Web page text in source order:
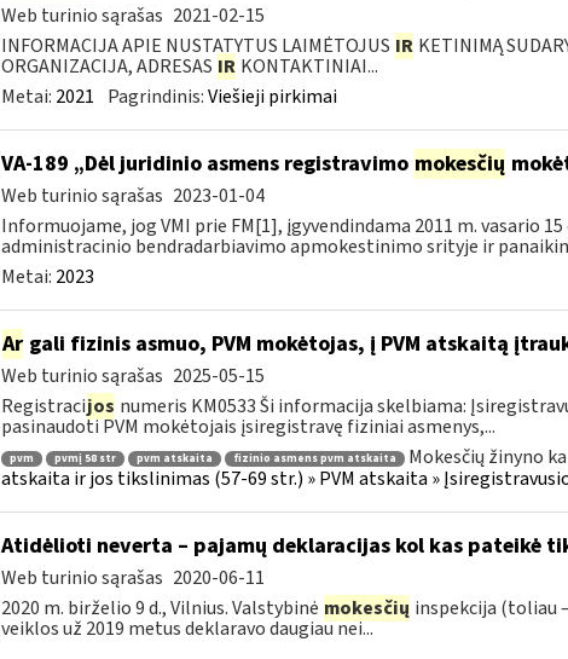
Web turinio sąrašas 2021-02-15
INFORMACIJA APIE NUSTATYTUS LAIMĖTOJUS IR KETINIMĄ
ORGANIZACIJA, ADRESAS IR KONTAKTINIAI...
Metai: 2021 Pagrindinis:Viešieji pirkimai
VA-189 „Dėl juridinio asmens registravimo mokesčių
Web turinio sąrašas 2023-01-04
Informuojame, jog VMI prie FM[1], įgyvendindama 2011 m. vasario
administracinio bendradarbiavimo apmokestinimo srityje ir
Metai: 2023
Argali fizinis asmuo, PVM mokėtojas, į PVM atskaitą
Web turinio sąrašas 2025-05-15
Registracijos numeris KM0533 Ši informacija skelbiama:
pasinaudoti PVM mokėtojais įsiregistravę fiziniai asmenys,...
pvm pvmį 58 str pvm atskaita fizinio asmens pvm atskaita Mokesčių žinyno
atskaita ir jos tikslinimas (57-69 str.) » PVM atskaita »
Atidėlioti neverta – pajamų deklaracijas kol kas pateikė
Web turinio sąrašas 2020-06-11
2020 m. birželio 9 d., Vilnius. Valstybinė mokesčių inspekcija (toliau
veiklos už 2019 metus deklaravo daugiau nei...